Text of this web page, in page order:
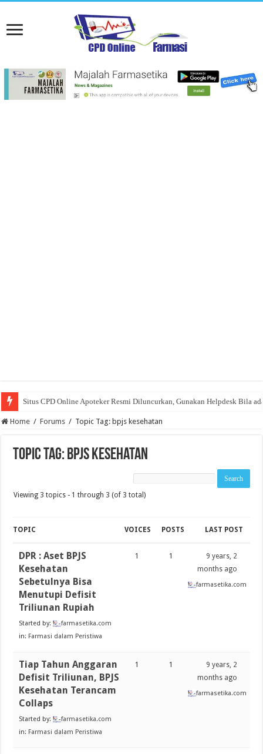
Situs CPD Online Apoteker Resmi Diluncurkan, Gunakan Helpdesk Bila
Home / Forums / Topic Tag: bpjs kesehatan
Topic Tag: bpjs kesehatan
Viewing 3 topics - 1 through 3 (of 3 total)
TOPIC VOICES POSTS LAST POST
DPR : Aset BPJS
Kesehatan
Sebetulnya Bisa
Menutupi Defisit
Triliunan Rupiah
Started by:
farmasetika.com
in: Farmasi dalam Peristiwa
1 1
9 years, 2
months ago
farmasetika.com
Tiap Tahun Anggaran
Defisit Triliunan, BPJS
Kesehatan Terancam
Collaps
Started by:
farmasetika.com
in: Farmasi dalam Peristiwa
1 1
9 years, 2
months ago
farmasetika.com